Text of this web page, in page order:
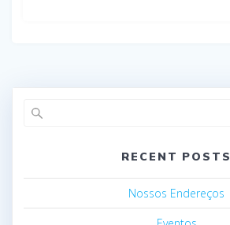
RECENT POSTS
Nossos Endereços